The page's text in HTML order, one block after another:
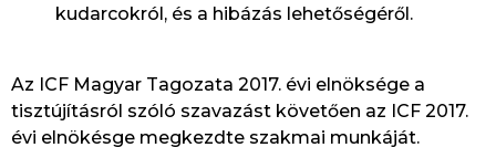
kudarcokról, és a hibázás lehetőségéről.
Az ICF Magyar Tagozata 2017. évi elnöksége a
tisztújításról szóló szavazást követően az ICF 2017.
évi elnökésge megkezdte szakmai munkáját.